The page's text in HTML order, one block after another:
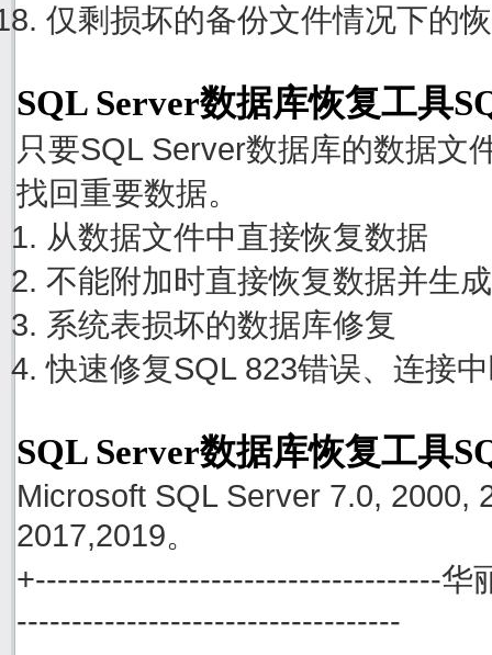
仅剩损坏的备份文件情况下的
SQL Server数据库恢复工具
只要SQL Server数据库的数据文
找回重要数据。
从数据文件中直接恢复数据
不能附加时直接恢复数据并生
系统表损坏的数据库修复
快速修复SQL 823错误、连接
SQL Server数据库恢复工具
Microsoft SQL Server 7.0, 2000,
2017,2019。
+-------------------------------------华
-----------------------------------